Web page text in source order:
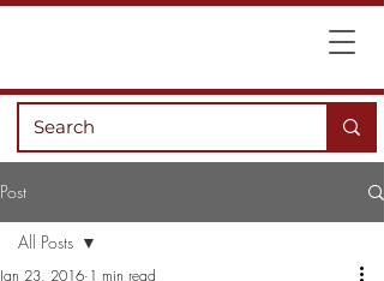
Post
All Posts
Jan 23, 2016 1 min read